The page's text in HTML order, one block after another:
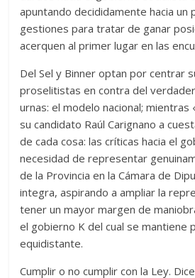
apuntando decididamente hacia un
gestiones para tratar de ganar
acerquen al primer lugar en las
Del Sel y Binner optan por centrar
proselitistas en contra del
urnas: el modelo nacional; mientras
su candidato Raúl Carignano a
de cada cosa: las críticas hacia el
necesidad de representar
de la Provincia en la Cámara de
integra, aspirando a ampliar la
tener un mayor margen de
el gobierno K del cual se mantiene
equidistante.
Cumplir o no cumplir con la Ley.